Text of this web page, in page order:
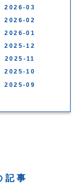
2026-03
2026-02
2026-01
2025-12
2025-11
2025-10
2025-09
記事